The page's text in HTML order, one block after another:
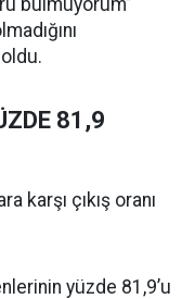
81,9
karşı çıkış oranı
yüzde 81,9’u